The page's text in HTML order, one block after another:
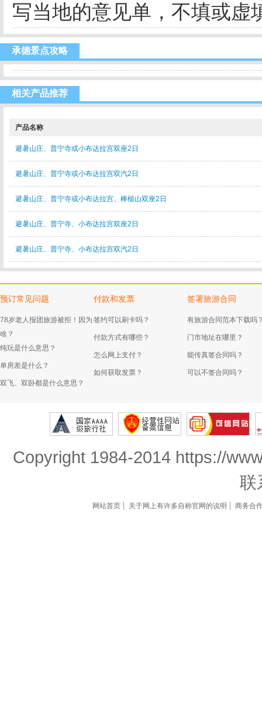
写当地的意见单，不填或虚
承德景点攻略
相关产品推荐
产品名称
避暑山庄、普宁寺或小布达拉宫双座2日
避暑山庄、普宁寺或小布达拉宫双汽2日
避暑山庄、普宁寺或小布达拉宫、棒槌山双座2日
避暑山庄、普宁寺、小布达拉宫双座2日
避暑山庄、普宁寺、小布达拉宫双汽2日
预订常见问题
78岁老人报团旅游被拒！因为
啥？
纯玩是什么意思？
单房差是什么？
双飞、双卧都是什么意思？
付款和发票
签约可以刷卡吗？
付款方式有哪些？
怎么网上支付？
如何获取发票？
签署旅游合同
有旅游合同范本下载吗
门市地址在哪里？
能传真签合同吗？
可以不签合同吗？
Copyright 1984-2014 https://
联
网站首页 关于网上有许多自称官网的说明 商务合